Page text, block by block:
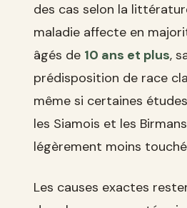
des cas selon la
maladie affecte en
âgés de 10 ans et plus,
prédisposition de race
même si certaines
les Siamois et les
légèrement moins
Les causes exactes